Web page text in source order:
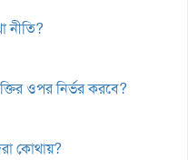
নীতি?
ওপর নির্ভর করবে?
কোথায়?